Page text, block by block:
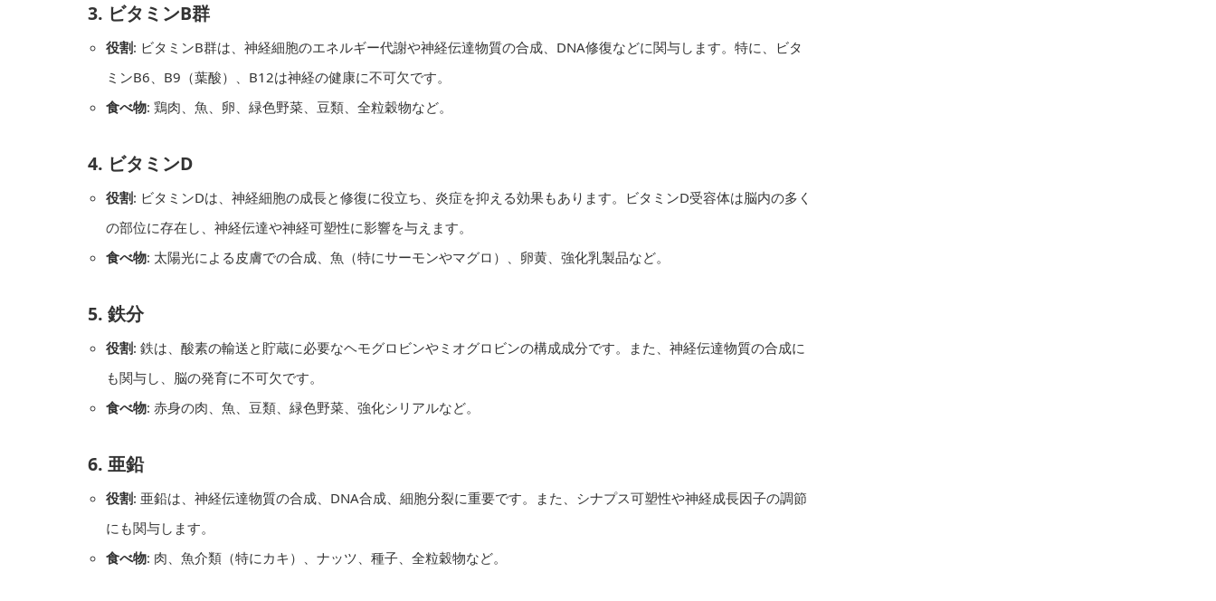
3. ビタミンB群
役割: ビタミンB群は、神経細胞のエネルギー代謝や神経伝達物質の合成、DNA修復などに関与します。特に、ビタ
ミンB6、B9（葉酸）、B12は神経の健康に不可欠です。
食べ物: 鶏肉、魚、卵、緑色野菜、豆類、全粒穀物など。
4. ビタミンD
役割: ビタミンDは、神経細胞の成長と修復に役立ち、炎症を抑える効果もあります。ビタミンD受容体は脳内の多く
の部位に存在し、神経伝達や神経可塑性に影響を与えます。
食べ物: 太陽光による皮膚での合成、魚（特にサーモンやマグロ）、卵黄、強化乳製品など。
5. 鉄分
役割: 鉄は、酸素の輸送と貯蔵に必要なヘモグロビンやミオグロビンの構成成分です。また、神経伝達物質の合成に
も関与し、脳の発育に不可欠です。
食べ物: 赤身の肉、魚、豆類、緑色野菜、強化シリアルなど。
6. 亜鉛
役割: 亜鉛は、神経伝達物質の合成、DNA合成、細胞分裂に重要です。また、シナプス可塑性や神経成長因子の調節
にも関与します。
食べ物: 肉、魚介類（特にカキ）、ナッツ、種子、全粒穀物など。